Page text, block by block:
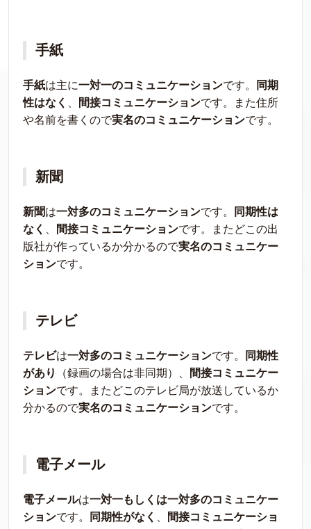
手紙
手紙は主に一対一のコミュニケーションです。
同期
性はなく
間接コミュニケーションです。また住所
や名前を書くので実名のコミュニケーションです。
新聞
新聞は一対多のコミュニケーションです。
同期性は
なく
間接コミュニケーションです。またどこの出
版社が作っているか分かるので実名のコミュニケー
ションです。
テレビ
テレビは一対多のコミュニケーションです。
同期性
があり
（録画の場合は非同期）、
間接コミュニケー
ションです。またどこのテレビ局が放送しているか
分かるので実名のコミュニケーションです。
電子メール
電子メールは一対一もしくは一対多のコミュニケー
ションです。 同期性がなく
間接コミュニケーショ